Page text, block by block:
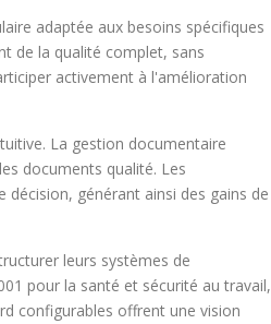
adaptée aux besoins spécifiques
de la qualité complet, sans
activement à l'amélioration
La gestion documentaire
documents qualité. Les
générant ainsi des gains de
leurs systèmes de
pour la santé et sécurité au travail,
configurables offrent une vision